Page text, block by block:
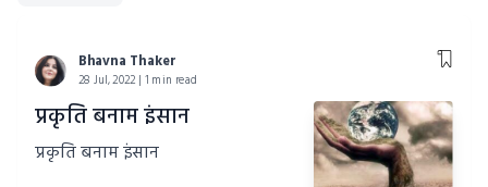
Bhavna Thaker
28 Jul, 2022 | 1 min read
प्रकृति बनाम इंसान
प्रकृति बनाम इंसान